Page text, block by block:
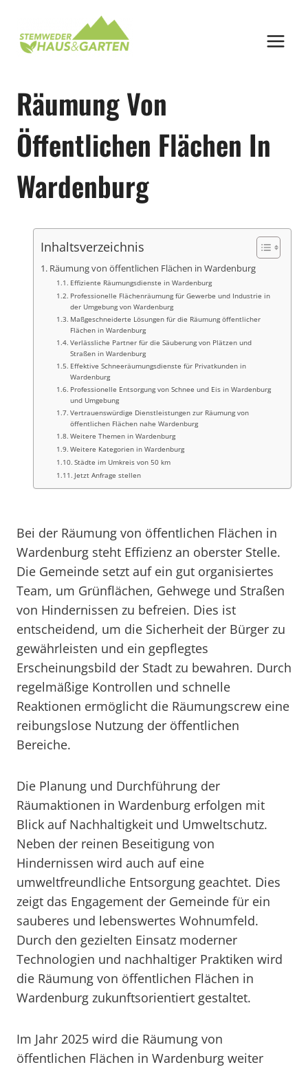
springen
Räumung Von
Öffentlichen Flächen In
Wardenburg
Inhaltsverzeichnis
Räumung von öffentlichen Flächen in Wardenburg
Effiziente Räumungsdienste in Wardenburg
Professionelle Flächenräumung für Gewerbe und Industrie in
der Umgebung von Wardenburg
Maßgeschneiderte Lösungen für die Räumung öffentlicher
Flächen in Wardenburg
Verlässliche Partner für die Säuberung von Plätzen und
Straßen in Wardenburg
Effektive Schneeräumungsdienste für Privatkunden in
Wardenburg
Professionelle Entsorgung von Schnee und Eis in Wardenburg
und Umgebung
Vertrauenswürdige Dienstleistungen zur Räumung von
öffentlichen Flächen nahe Wardenburg
Weitere Themen in Wardenburg
Weitere Kategorien in Wardenburg
Städte im Umkreis von 50 km
Jetzt Anfrage stellen
Bei der Räumung von öffentlichen Flächen in
Wardenburg steht Effizienz an oberster Stelle.
Die Gemeinde setzt auf ein gut organisiertes
Team, um Grünflächen, Gehwege und Straßen
von Hindernissen zu befreien. Dies ist
entscheidend, um die Sicherheit der Bürger zu
gewährleisten und ein gepflegtes
Erscheinungsbild der Stadt zu bewahren. Durch
regelmäßige Kontrollen und schnelle
Reaktionen ermöglicht die Räumungscrew eine
reibungslose Nutzung der öffentlichen
Bereiche.
Die Planung und Durchführung der
Räumaktionen in Wardenburg erfolgen mit
Blick auf Nachhaltigkeit und Umweltschutz.
Neben der reinen Beseitigung von
Hindernissen wird auch auf eine
umweltfreundliche Entsorgung geachtet. Dies
zeigt das Engagement der Gemeinde für ein
sauberes und lebenswertes Wohnumfeld.
Durch den gezielten Einsatz moderner
Technologien und nachhaltiger Praktiken wird
die Räumung von öffentlichen Flächen in
Wardenburg zukunftsorientiert gestaltet.
Im Jahr 2025 wird die Räumung von
öffentlichen Flächen in Wardenburg weiter